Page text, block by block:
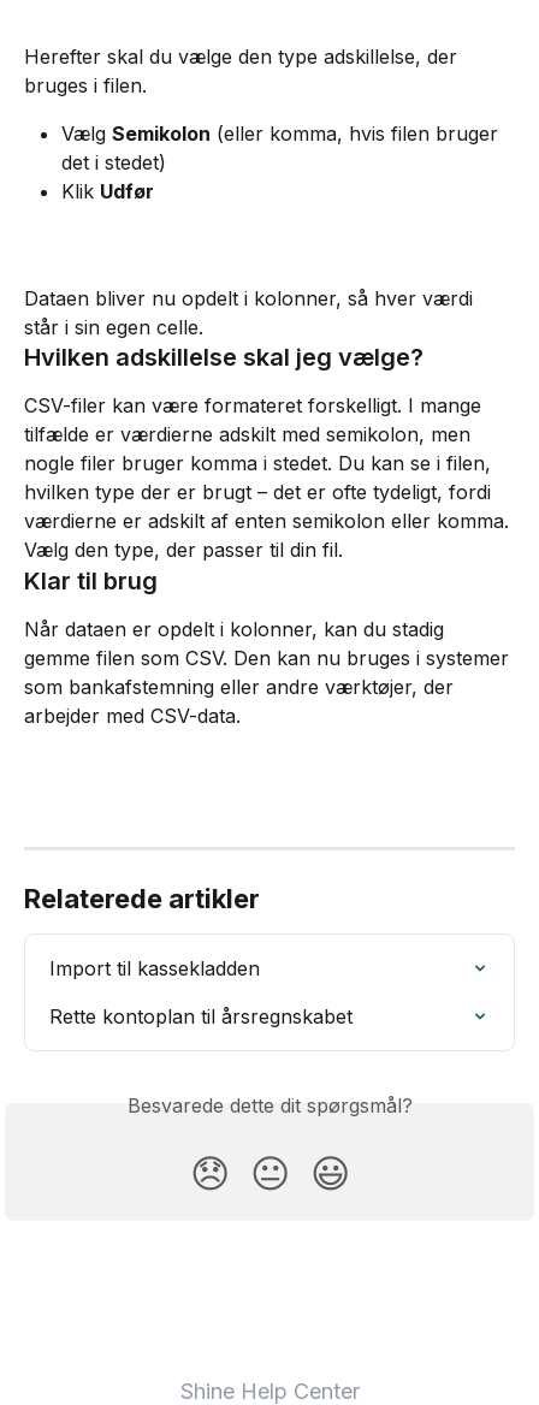
Herefter skal du vælge den type adskillelse, der
bruges i filen.
Vælg Semikolon (eller komma, hvis filen bruger
det i stedet)
Klik Udfør
Dataen bliver nu opdelt i kolonner, så hver værdi
står i sin egen celle.
Hvilken adskillelse skal jeg vælge?
CSV-filer kan være formateret forskelligt. I mange
tilfælde er værdierne adskilt med semikolon, men
nogle filer bruger komma i stedet. Du kan se i filen,
hvilken type der er brugt – det er ofte tydeligt, fordi
værdierne er adskilt af enten semikolon eller komma.
Vælg den type, der passer til din fil.
Klar til brug
Når dataen er opdelt i kolonner, kan du stadig
gemme filen som CSV. Den kan nu bruges i systemer
som bankafstemning eller andre værktøjer, der
arbejder med CSV-data.
Relaterede artikler
Import til kassekladden
Rette kontoplan til årsregnskabet
Besvarede dette dit spørgsmål?
😞 😐 😃
Shine Help Center